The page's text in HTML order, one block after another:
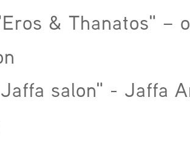
& Thanatos" –
salon" - Jaffa